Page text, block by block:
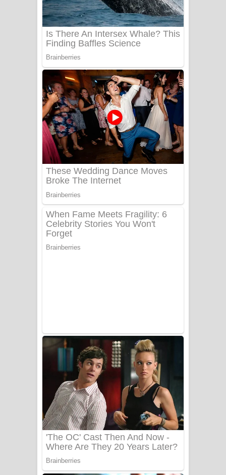
පෙළ
Benthara Palame Song Lyrics -
බෙන්තර පාලමේ ගීතයේ පද පෙළ
Sanda Babalena Song Lyrics - සඳ
බැබලෙන ගීතයේ පද පෙළ
Adare Wadi Nisa Song Lyrics - ආදරේ
වැඩි නිසා ගීතයේ පද පෙළ
UNUHUMA Song Lyrics - උණුහුම
ගීතයේ පද පෙළ
Katakara Song Lyrics - කටකාර ගීතයේ
පද පෙළ
Tharu Yaye Dilena Song Lyrics - තරු
Aye Lanweela Song Lyrics - ආයේ
ලංවීලා ගීතයේ පද පෙළ
Ala purannata Song Lyrics - ආල
පුරන්නට ගීතයේ පද පෙළ
FEVER DREAM Lyrics - Alex Warren